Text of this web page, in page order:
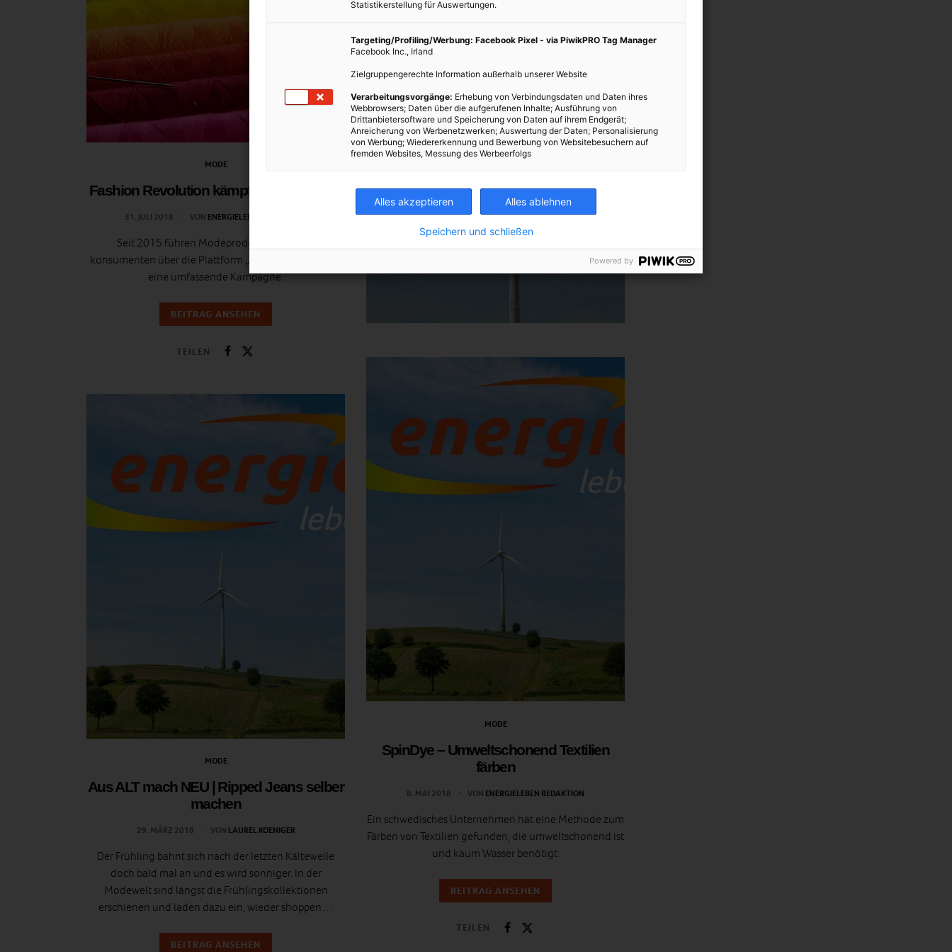
MODE
Fashion Revolution kämpft für faire Mode
31. JULI 2018 VON ENERGIELEBEN REDAKTION
Seit 2015 führen Modeproduzenten und -
konsumenten über die Plattform „Fashion Revolution“
eine umfassende Kampagne.
BEITRAG ANSEHEN
TEILEN
MODE
Aus ALT mach NEU | Ripped Jeans selber
machen
29. MÄRZ 2018 VON LAUREL KOENIGER
Der Frühling bahnt sich nach der letzten Kältewelle
doch bald mal an und es wird sonniger. In der
Modewelt sind längst die Frühlingskollektionen
erschienen und laden dazu ein, wieder shoppen…
BEITRAG ANSEHEN
MODE
Die Top Ökoshops in Wien
TEILEN
26. JULI 2018 VONENERGIELEBEN REDAKTION
MODE
SpinDye – Umweltschonend Textilien
färben
8. MAI 2018 VON ENERGIELEBEN REDAKTION
Ein schwedisches Unternehmen hat eine Methode zum
Färben von Textilien gefunden, die umweltschonend ist
und kaum Wasser benötigt.
BEITRAG ANSEHEN
TEILEN
Statistikerstellung für Auswertungen.
Targeting/Profiling/Werbung: Facebook Pixel - via PiwikPRO Tag Manager
Facebook Inc., Irland
Zielgruppengerechte Information außerhalb unserer Website
Verarbeitungsvorgänge: Erhebung von Verbindungsdaten und Daten ihres
Webbrowsers; Daten über die aufgerufenen Inhalte; Ausführung von
Drittanbietersoftware und Speicherung von Daten auf ihrem Endgerät;
Anreicherung von Werbenetzwerken; Auswertung der Daten; Personalisierung
von Werbung; Wiedererkennung und Bewerbung von Websitebesuchern auf
fremden Websites, Messung des Werbeerfolgs
Alles akzeptieren Alles ablehnen
Speichern und schließen
Powered by